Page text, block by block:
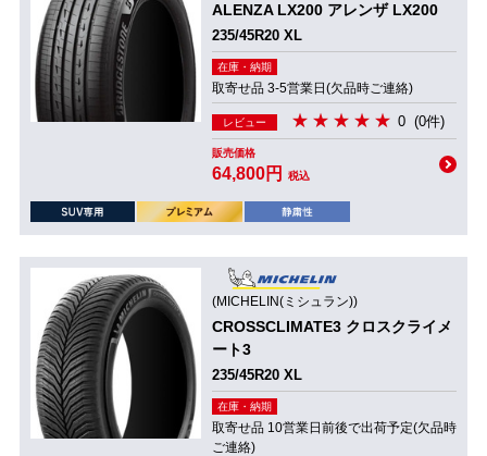
ALENZA LX200 アレンザ LX200
235/45R20 XL
在庫・納期
取寄せ品 3-5営業日(欠品時ご連絡)
レビュー 0 (0件)
販売価格
64,800円 税込
(MICHELIN(ミシュラン))
CROSSCLIMATE3 クロスクライメ
ート3
235/45R20 XL
在庫・納期
取寄せ品 10営業日前後で出荷予定(欠品時
ご連絡)